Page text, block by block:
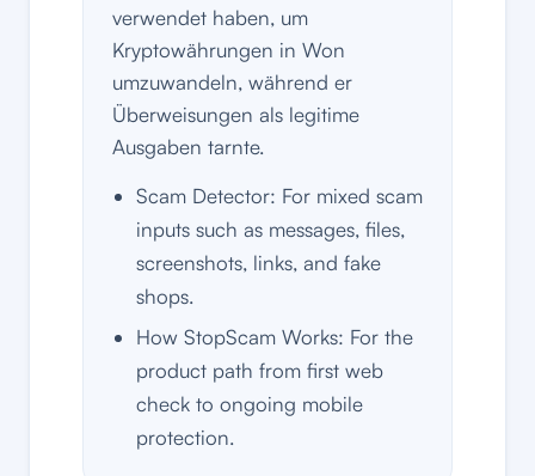
verwendet haben, um
Kryptowährungen in Won
umzuwandeln, während er
Überweisungen als legitime
Ausgaben tarnte.
Scam Detector: For mixed scam
inputs such as messages, files,
screenshots, links, and fake
shops.
How StopScam Works: For the
product path from first web
check to ongoing mobile
protection.